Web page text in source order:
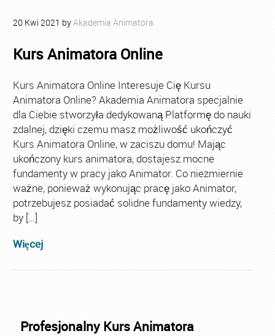
20 Kwi 2021 byAkademia Animatora
Kurs Animatora Online
Kurs Animatora Online Interesuje Cię Kursu
Animatora Online? Akademia Animatora specjalnie
dla Ciebie stworzyła dedykowaną Platformę do nauki
zdalnej, dzięki czemu masz możliwość ukończyć
Kurs Animatora Online, w zaciszu domu! Mając
ukończony kurs animatora, dostajesz mocne
fundamenty w pracy jako Animator. Co niezmiernie
ważne, ponieważ wykonując pracę jako Animator,
potrzebujesz posiadać solidne fundamenty wiedzy,
by […]
Więcej
Profesjonalny Kurs Animatora